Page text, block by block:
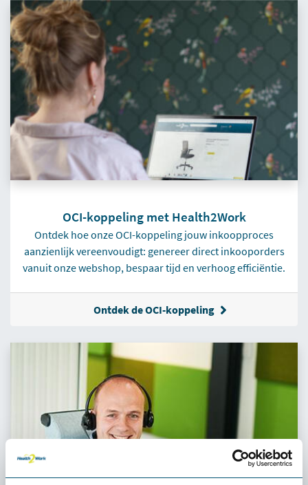
OCI-koppeling met Health2Work
Ontdek hoe onze OCI-koppeling jouw inkoopproces
aanzienlijk vereenvoudigt: genereer direct inkooporders
vanuit onze webshop, bespaar tijd en verhoog efficiëntie.
Ontdek de OCI-koppeling